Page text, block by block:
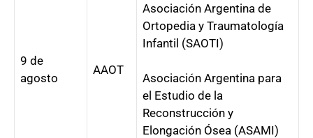
9 de
agosto
AAOT
Asociación Argentina de
Ortopedia y Traumatología
Infantil (SAOTI)
Asociación Argentina para
el Estudio de la
Reconstrucción y
Elongación Ósea (ASAMI)